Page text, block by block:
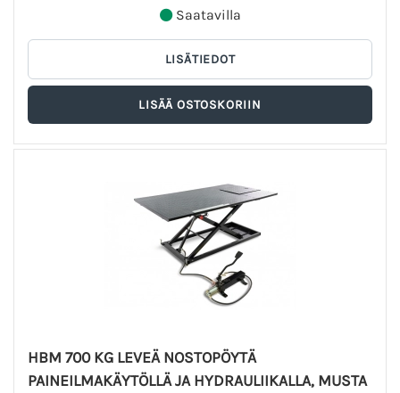
Saatavilla
HBM 700 KG LEVEÄ NOSTOPÖYTÄ
PAINEILMAKÄYTÖLLÄ JA HYDRAULIIKALLA, MUSTA